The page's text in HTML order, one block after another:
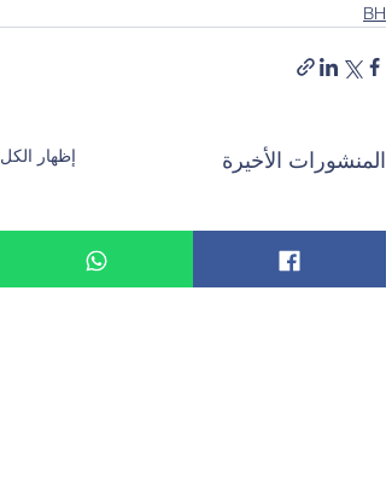
BH
المنشورات الأخيرة إظهار الكل